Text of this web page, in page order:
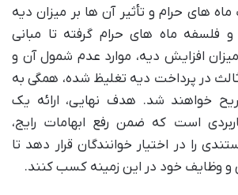
های حرام و تأثیر آن ها بر میزان دیه
و فلسفه ماه های حرام گرفته تا مبانی
افزایش دیه، موارد عدم شمول آن و
در پرداخت دیه تغلیظ شده، همگی به
خواهند شد. هدف نهایی، ارائه یک
است که ضمن رفع ابهامات رایج،
را در اختیار خوانندگان قرار دهد تا
و وظایف خود در این زمینه کسب کنند.